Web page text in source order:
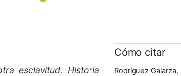
esclavitud. Historia
Cómo citar
Rodríguez Galarza,